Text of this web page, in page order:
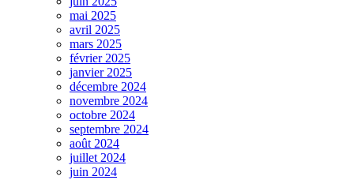
mai 2025
avril 2025
mars 2025
février 2025
janvier 2025
décembre 2024
novembre 2024
octobre 2024
septembre 2024
août 2024
juillet 2024
juin 2024